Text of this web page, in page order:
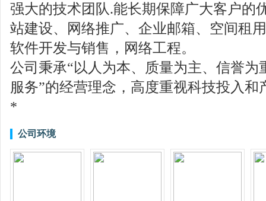
强大的技术团队.能长期保障广大客户的
站建设、网络推广、企业邮箱、空间租
软件开发与销售，网络工程。
公司秉承“以人为本、质量为主、信誉为
服务”的经营理念，高度重视科技投入和
*
公司环境